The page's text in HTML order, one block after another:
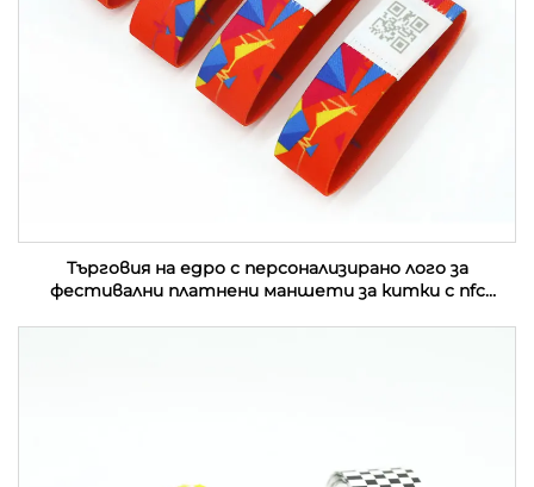
Търговия на едро с персонализирано лого за
фестивални платнени маншети за китки с nfc